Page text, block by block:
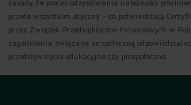
zasadą, że proces odzyskiwania należności
przede wszystkim etyczny – co potwierdzają
przez Związek Przedsiębiorstw Finansowych w
zagadnienia związane ze społeczną
przedsięwzięcia edukacyjne czy prospołeczne.